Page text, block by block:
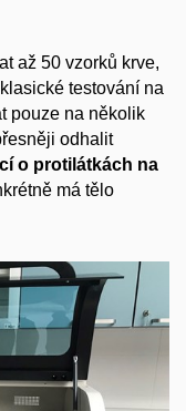
až 50 vzorků krve,
testování na
pouze na několik
odhalit
o protilátkách na
má tělo